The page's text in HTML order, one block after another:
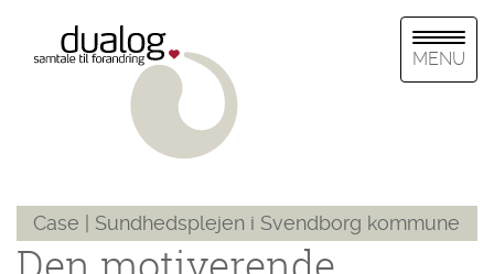
Case | Sundhedsplejen i Svendborg kommune
MENU